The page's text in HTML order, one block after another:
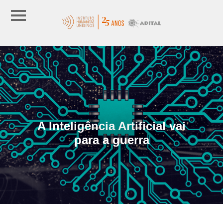
A Inteligência Artificial vai
para a guerra